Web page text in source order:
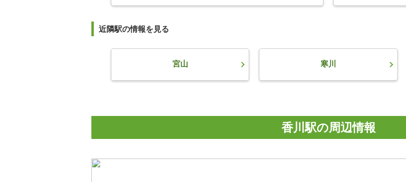
近隣駅の情報を見る
宮山 寒川
香川駅の周辺情報